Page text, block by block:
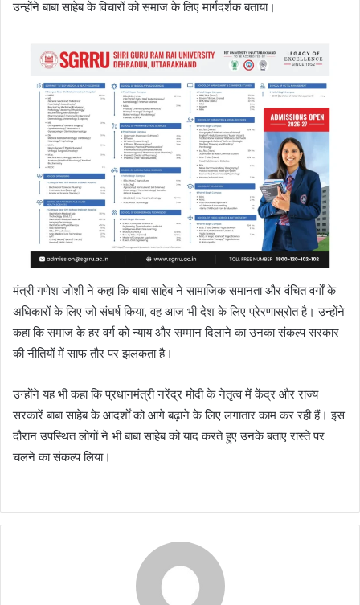
उन्होंने बाबा साहेब के विचारों को समाज के लिए मार्गदर्शक बताया।
मंत्री गणेश जोशी ने कहा कि बाबा साहेब ने सामाजिक समानता और वंचित वर्गों के
अधिकारों के लिए जो संघर्ष किया, वह आज भी देश के लिए प्रेरणास्रोत है। उन्होंने
कहा कि समाज के हर वर्ग को न्याय और सम्मान दिलाने का उनका संकल्प सरकार
की नीतियों में साफ तौर पर झलकता है।
उन्होंने यह भी कहा कि प्रधानमंत्री नरेंद्र मोदी के नेतृत्व में केंद्र और राज्य
सरकारें बाबा साहेब के आदर्शों को आगे बढ़ाने के लिए लगातार काम कर रही हैं। इस
दौरान उपस्थित लोगों ने भी बाबा साहेब को याद करते हुए उनके बताए रास्ते पर
चलने का संकल्प लिया।